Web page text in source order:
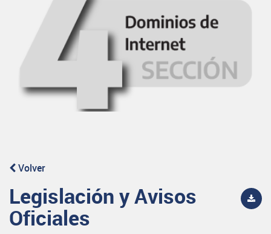
Volver
Legislación y Avisos
Oficiales